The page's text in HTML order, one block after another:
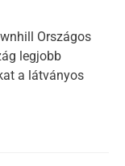
Országos
legjobb
a látványos